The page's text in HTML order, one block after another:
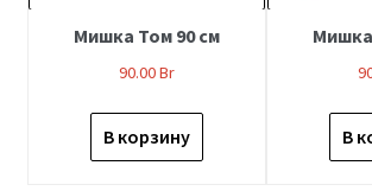
Мишка Том 90 см
90.00Br
В корзину В